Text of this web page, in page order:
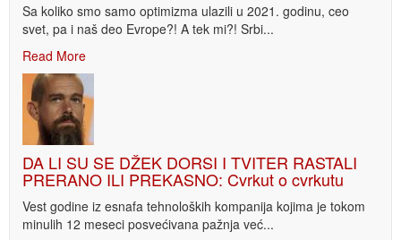
Sa koliko smo samo optimizma ulazili u 2021. godinu, ceo
svet, pa i naš deo Evrope?! A tek mi?! Srbi...
Read More
DA LI SU SE DŽEK DORSI I TVITER RASTALI
PRERANO ILI PREKASNO: Cvrkut o cvrkutu
Vest godine iz esnafa tehnoloških kompanija kojima je tokom
minulih 12 meseci posvećivana pažnja već...